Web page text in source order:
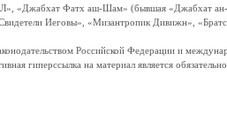
«Джабхат Фатх аш-Шам» (бывшая «Джабхат
Иеговы», «Мизантропик Дивижн»,
Российской Федерации и
гиперссылка на материал является